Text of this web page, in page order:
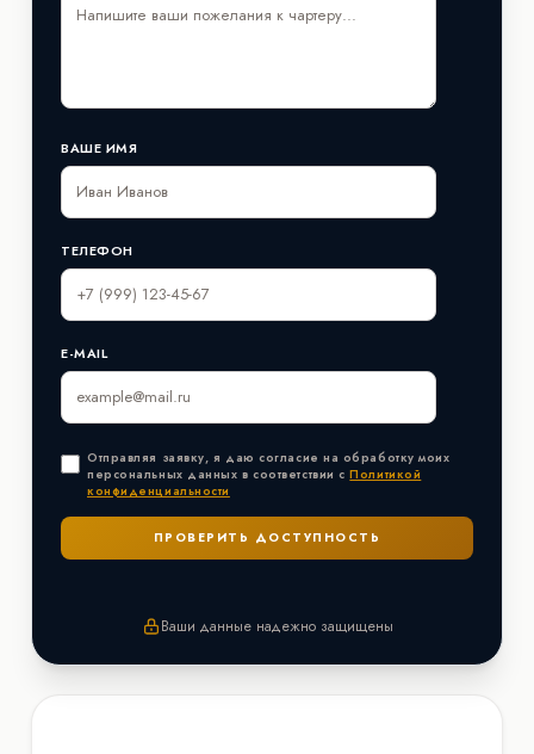
ВАШЕ ИМЯ
ТЕЛЕФОН
E-MAIL
Отправляя заявку, я даю согласие на обработку моих
персональных данных в соответствии сПолитикой
конфиденциальности
Ваши данные надежно защищены